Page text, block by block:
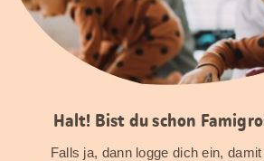
Halt! Bist du schon
Falls ja, dann logge dich ein,